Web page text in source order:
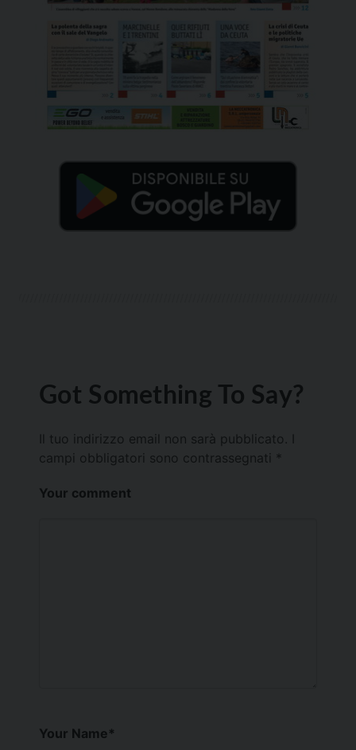
Got Something To Say?
Il tuo indirizzo email non sarà pubblicato.
campi obbligatori sono contrassegnati *
Your comment
Your Name*